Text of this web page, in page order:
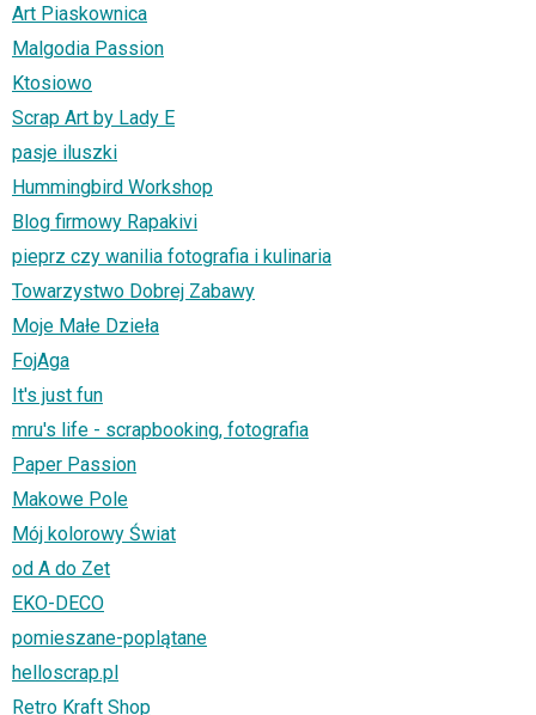
Art Piaskownica
Malgodia Passion
Ktosiowo
Scrap Art by Lady E
pasje iluszki
Hummingbird Workshop
Blog firmowy Rapakivi
pieprz czy wanilia fotografia i kulinaria
Towarzystwo Dobrej Zabawy
Moje Małe Dzieła
FojAga
It's just fun
mru's life - scrapbooking, fotografia
Paper Passion
Makowe Pole
Mój kolorowy Świat
od A do Zet
EKO-DECO
pomieszane-poplątane
helloscrap.pl
Retro Kraft Shop